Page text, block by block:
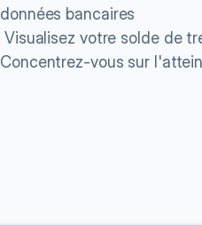
Visualisez votre solde de
données bancaires
Concentrez-vous sur